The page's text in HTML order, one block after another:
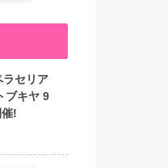
ラセリア
ブキヤ 9
!